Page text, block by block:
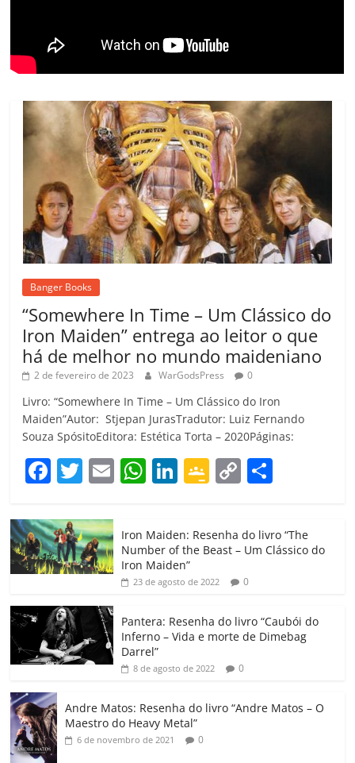
m
Banger Books
“Somewhere In Time – Um Clássico do
Iron Maiden” entrega ao leitor o que
há de melhor no mundo maideniano
2 de fevereiro de 2023 WarGodsPress 0
Livro: “Somewhere In Time – Um Clássico do Iron
Maiden”Autor: Stjepan JurasTradutor: Luiz Fernando
Souza SpósitoEditora: Estética Torta – 2020Páginas:
F
c
e
b
o
o
k
T
itt
er
E W
at
s
A
p
Li
e
dI
G
gl
e
Cl
a
ss
ro
o
C
p
y
Li
k
m
p
h
ar
Iron Maiden: Resenha do livro “The
Number of the Beast – Um Clássico do
Iron Maiden”
23 de agosto de 2022 0
Pantera: Resenha do livro “Caubói do
Inferno – Vida e morte de Dimebag
Darrel”
8 de agosto de 2022 0
Andre Matos: Resenha do livro “Andre Matos – O
Maestro do Heavy Metal”
6 de novembro de 2021 0